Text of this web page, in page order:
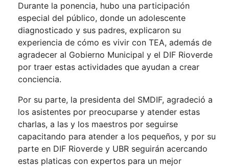
Durante la ponencia, hubo una participación
especial del público, donde un adolescente
diagnosticado y sus padres, explicaron su
experiencia de cómo es vivir con TEA, además de
agradecer al Gobierno Municipal y el DIF Rioverde
por traer estas actividades que ayudan a crear
conciencia.
Por su parte, la presidenta del SMDIF, agradeció a
los asistentes por preocuparse y atender estas
charlas, a las y los maestros por seguirse
capacitando para atender a los pequeños, y por su
parte en DIF Rioverde y UBR seguirán acercando
estas platicas con expertos para un mejor